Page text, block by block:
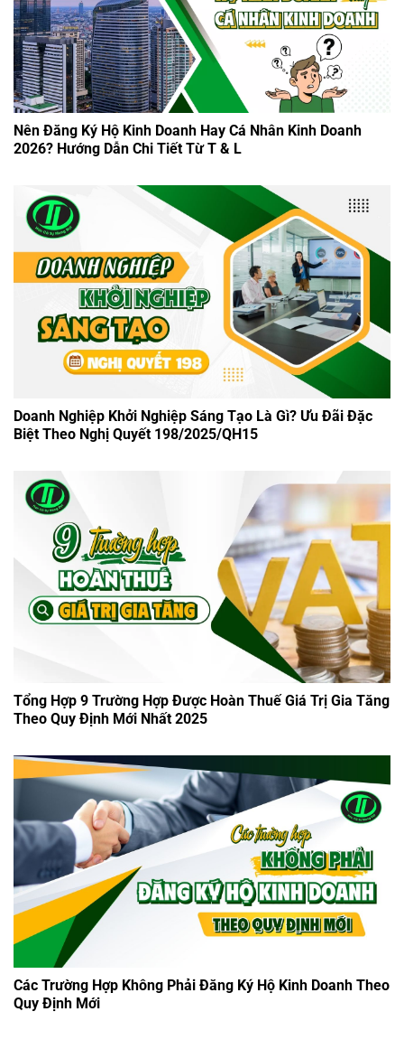
Nên Đăng Ký Hộ Kinh Doanh Hay Cá Nhân Kinh Doanh
2026? Hướng Dẫn Chi Tiết Từ T & L
Doanh Nghiệp Khởi Nghiệp Sáng Tạo Là Gì? Ưu Đãi Đặc
Biệt Theo Nghị Quyết 198/2025/QH15
Tổng Hợp 9 Trường Hợp Được Hoàn Thuế Giá Trị Gia Tăng
Theo Quy Định Mới Nhất 2025
Các Trường Hợp Không Phải Đăng Ký Hộ Kinh Doanh Theo
Quy Định Mới